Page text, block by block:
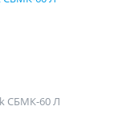
СБМК-60 Л